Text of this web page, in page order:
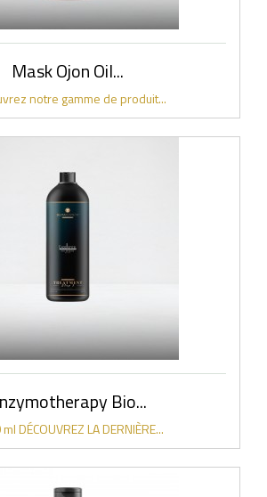
Mask Ojon Oil...
notre gamme de produit...
Bio...
DÉCOUVREZ LA DERNIÈRE...